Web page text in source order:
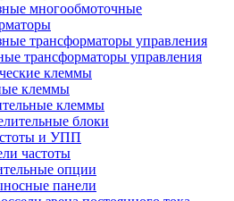
многообмоточные
трансформаторы управления
трансформаторы управления
клеммы
клеммы
клеммы
блоки
и УПП
частоты
опции
панели